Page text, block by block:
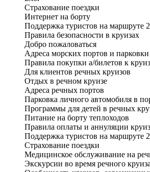
Страхование поездки
Интернет на борту
Поддержка туристов на маршруте
Правила безопасности в круизах
Добро пожаловаться
Адреса морских портов и парковки
Правила покупки а/билетов к
Для клиентов речных круизов
Отдых в речном круизе
Адреса речных портов
Парковка личного автомобиля в
Программы для детей в речных
Питание на борту теплоходов
Правила оплаты и аннуляции
Поддержка туристов на маршруте
Страхование поездки
Медицинское обслуживание на
Экскурсии во время речного круиза